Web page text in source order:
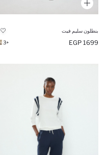
بنطلون سليم فيت
1699 EGP
+3